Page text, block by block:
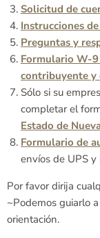
Solicitud de
Instrucciones
Preguntas y
Formulario W-
contribuyente y
Sólo si su
completar el
Estado de
Formulario de
envíos de UPS y
Por favor dirija
~Podemos guiarlo
orientación.